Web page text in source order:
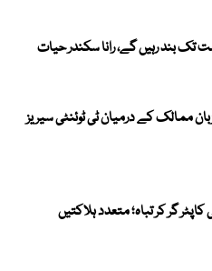
کے میزبان ممالک کے درمیان ٹی ٹوئنٹی سیریز